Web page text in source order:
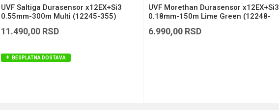
UVF Saltiga Durasensor x12EX+Si3
0.55mm-300m Multi (12245-355)
11.490,00 RSD
BESPLATNA DOSTAVA
UVF Morethan Durasensor x12EX+Si3
0.18mm-150m Lime Green (12248-
6.990,00 RSD